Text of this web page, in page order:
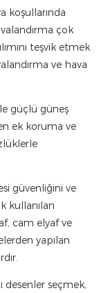
koşullarında
çok
teşvik etmek
ve hava
güçlü güneş
ek koruma ve
güvenliğini ve
kullanılan
cam elyaf ve
yapılan
desenler seçmek,